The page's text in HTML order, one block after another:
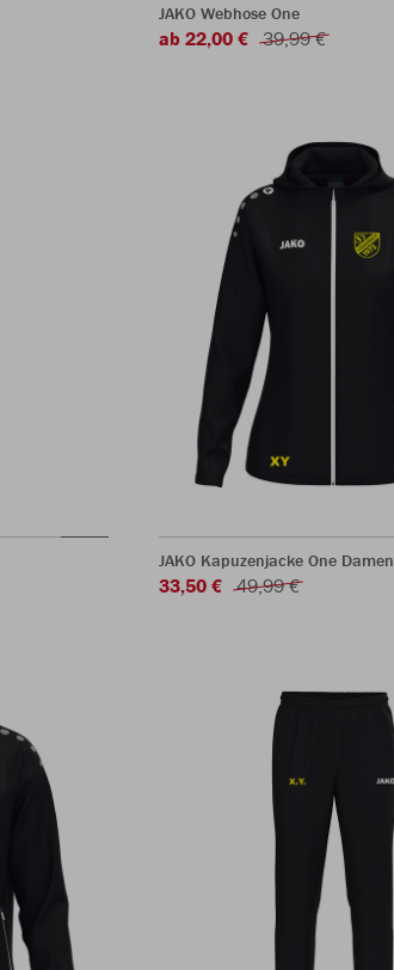
JAKO Webhose One
ab 22,00 € 39,99 €
JAKO Kapuzenjacke One Damen
33,50 € 49,99 €